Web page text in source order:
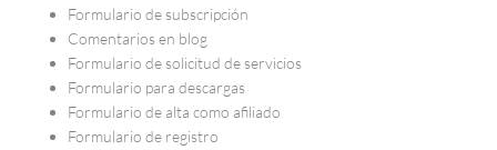
Formulario de subscripción
Comentarios en blog
Formulario de solicitud de servicios
Formulario para descargas
Formulario de alta como afiliado
Formulario de registro